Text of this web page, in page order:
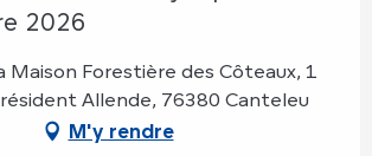
2026
Maison Forestière des Côteaux, 1
Allende, 76380 Canteleu
M'y rendre